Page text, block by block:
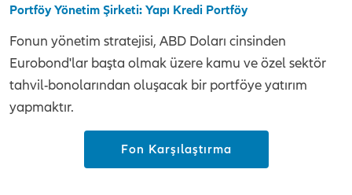
Portföy Yönetim Şirketi: Yapı Kredi Portföy
Fonun yönetim stratejisi, ABD Doları cinsinden
Eurobond'lar başta olmak üzere kamu ve özel sektör
tahvil-bonolarından oluşacak bir portföye yatırım
yapmaktır.
Fon Karşılaştırma